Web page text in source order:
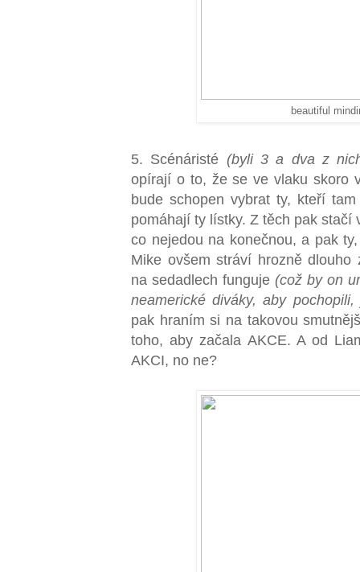
beautiful
5. Scénáristé (byli 3 a dva z
opírají o to, že se ve vlaku skoro
bude schopen vybrat ty, kteří
pomáhají ty lístky. Z těch pak stačí
co nejedou na konečnou, a pak
Mike ovšem stráví hrozně
na sedadlech funguje (což by on
neamerické diváky, aby
pak hraním si na takovou
toho, aby začala AKCE. A od
AKCI, no ne?